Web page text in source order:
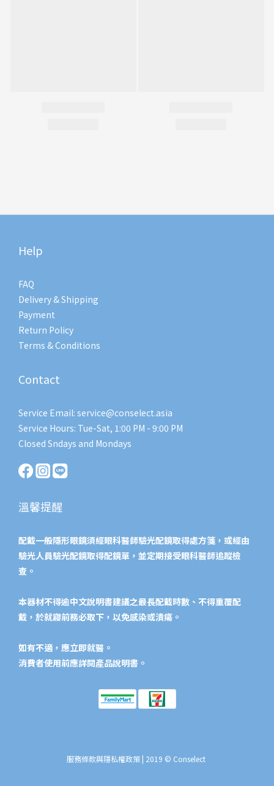
Help
FAQ
Delivery & Shipping
Payment
Return Policy
Terms & Conditions
Contact
Service Email: service@conselect.asia
Service Hours: Tue-Sat, 1:00 PM - 9:00 PM
Closed Sndays and Mondays
溫馨提醒
配戴一般隱形眼鏡須經眼科醫師驗光配鏡取得處方箋，或經由
驗光人員驗光配鏡取得配鏡單，並定期接受眼科醫師追蹤檢
查。
本器材不得逾中文說明書建議之最長配戴時數、不得重覆配
戴，於就寢前務必取下，以免感染或潰瘍。
如有不適，應立即就醫。
消費者使用前應詳閱產品說明書。​
服務條款與隱私權政策 | 2019 © Conselect